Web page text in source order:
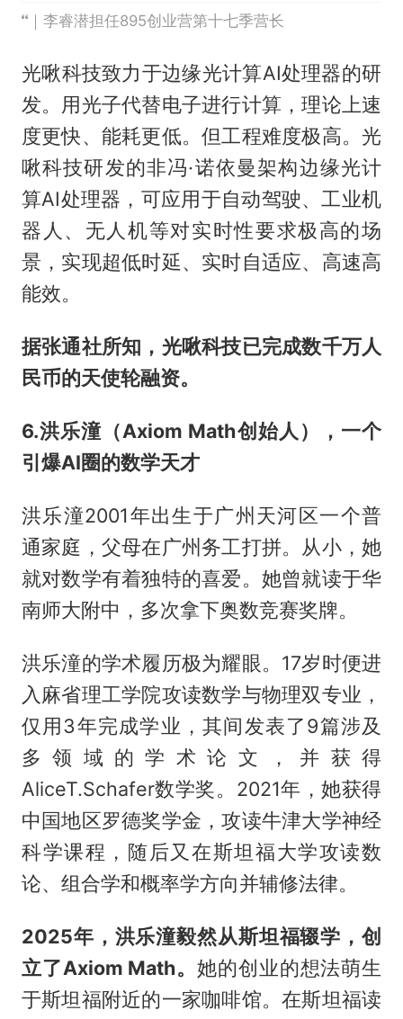
｜李睿潜担任895创业营第十七季营长
光啾科技致力于边缘光计算AI处理器的研
发。用光子代替电子进行计算，理论上速
度更快、能耗更低。但工程难度极高。光
啾科技研发的非冯·诺依曼架构边缘光计
算AI处理器，可应用于自动驾驶、工业机
器人、无人机等对实时性要求极高的场
景，实现超低时延、实时自适应、高速高
能效。
据张通社所知，光啾科技已完成数千万人
民币的天使轮融资。
6.洪乐潼（Axiom Math创始人），一个
引爆AI圈的数学天才
洪乐潼2001年出生于广州天河区一个普
通家庭，父母在广州务工打拼。从小，她
就对数学有着独特的喜爱。她曾就读于华
南师大附中，多次拿下奥数竞赛奖牌。
洪乐潼的学术履历极为耀眼。17岁时便进
入麻省理工学院攻读数学与物理双专业，
仅用3年完成学业，其间发表了9篇涉及
多领域的学术论文，并获得
AliceT.Schafer数学奖。2021年，她获得
中国地区罗德奖学金，攻读牛津大学神经
科学课程，随后又在斯坦福大学攻读数
论、组合学和概率学方向并辅修法律。
2025年，洪乐潼毅然从斯坦福辍学，创
立了Axiom Math。她的创业的想法萌生
于斯坦福附近的一家咖啡馆。在斯坦福读